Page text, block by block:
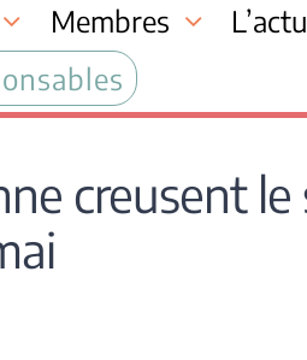
Membres L’actu
creusent